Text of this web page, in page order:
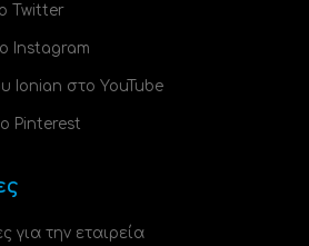
Twitter
Instagram
Ionian στο YouTube
Pinterest
για την εταιρεία